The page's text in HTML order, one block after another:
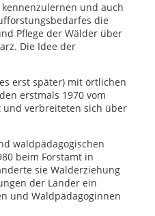
und auch
die
Pflege der Wälder über
Die Idee der
erst später) mit örtlichen
erstmals 1970 vom
und verbreiteten sich über
waldpädagogischen
beim Forstamt in
sie Walderziehung
der Länder ein
und Waldpädagoginnen